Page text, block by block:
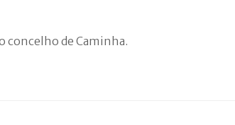
concelho de Caminha.